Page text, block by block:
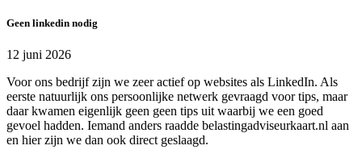
Geen linkedin nodig
12 juni 2026
Voor ons bedrijf zijn we zeer actief op websites als LinkedIn. Als
eerste natuurlijk ons persoonlijke netwerk gevraagd voor tips, maar
daar kwamen eigenlijk geen geen tips uit waarbij we een goed
gevoel hadden. Iemand anders raadde belastingadviseurkaart.nl aan
en hier zijn we dan ook direct geslaagd.